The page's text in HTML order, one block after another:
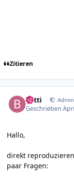
Zitieren
batti
Geschrieben
Hallo,
direkt
paar Fragen: